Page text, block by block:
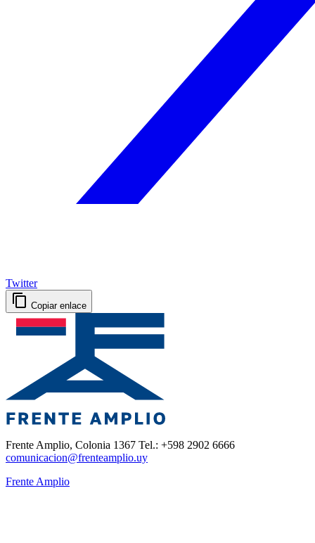
Twitter
Copiar enlace
Frente Amplio, Colonia 1367 Tel.: +598 2902 6666
comunicacion@frenteamplio.uy
Frente Amplio